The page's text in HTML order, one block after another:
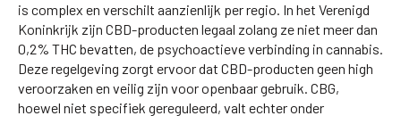
is complex en verschilt aanzienlijk per regio. In het Verenigd
Koninkrijk zijn CBD-producten legaal zolang ze niet meer dan
0,2% THC bevatten, de psychoactieve verbinding in cannabis.
Deze regelgeving zorgt ervoor dat CBD-producten geen high
veroorzaken en veilig zijn voor openbaar gebruik. CBG,
hoewel niet specifiek gereguleerd, valt echter onder